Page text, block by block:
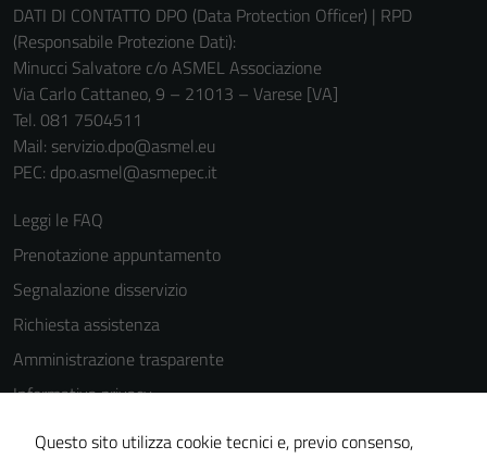
DATI DI CONTATTO DPO (Data Protection Officer) | RPD
(Responsabile Protezione Dati):
Minucci Salvatore c/o ASMEL Associazione
Via Carlo Cattaneo, 9 – 21013 – Varese [VA]
Tel. 081 7504511
Mail: servizio.dpo@asmel.eu
PEC: dpo.asmel@asmepec.it
Leggi le FAQ
Prenotazione appuntamento
Segnalazione disservizio
Richiesta assistenza
Amministrazione trasparente
Informativa privacy
Cookie Policy
Questo sito utilizza cookie tecnici e, previo consenso,
Questi cookie
informazioni